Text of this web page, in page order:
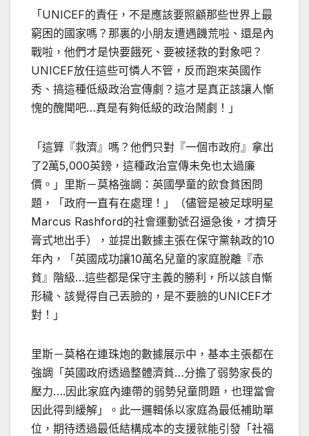
「UNICEF的責任，不是應該要照顧那些世界上最
窮困的國家嗎？那裏的小朋友遭遇饑荒啦、還是內
戰啦，他們才是快要餓死、要被拯救的對象吧？
UNICEF放任這些可憐人不管，反而跑來英國作
秀、搞這種低級政治宣傳劇？這才是真正該讓人慚
愧的醜聞吧…真是有夠低級的政治鬧劇！」
「這算『救濟』嗎？他們只對『一個市政府』拿出
了2萬5,000英鎊，這種政治宣傳未免也太過廉
價。」里斯－莫格強調：英國學童的飲食貧困問
題，「政府一直有在處理！」（儘管是被足球明星
Marcus Rashford的社會運動號召逼急後，才擠牙
膏式地出手），並提出數據主張在保守黨執政的10
年內，「英國成功讓10萬名兒童的家庭脫離『赤
貧』階級…這些都是保守主義的勝利，所以該自慚
形穢、該覺得自己丟臉的，是不要臉的UNICEF才
對！」
里斯－莫格在連珠炮的數據展示中，基本主張都在
強調「英國政府透過整體濟貧…分擔了弱勢家長的
壓力….因此家庭內連帶的弱勢兒童問題，也理當會
因此得到緩解」。此一邏輯係以家庭為最低補助單
位，期待透過最低結構成本的支援就能引發「社福